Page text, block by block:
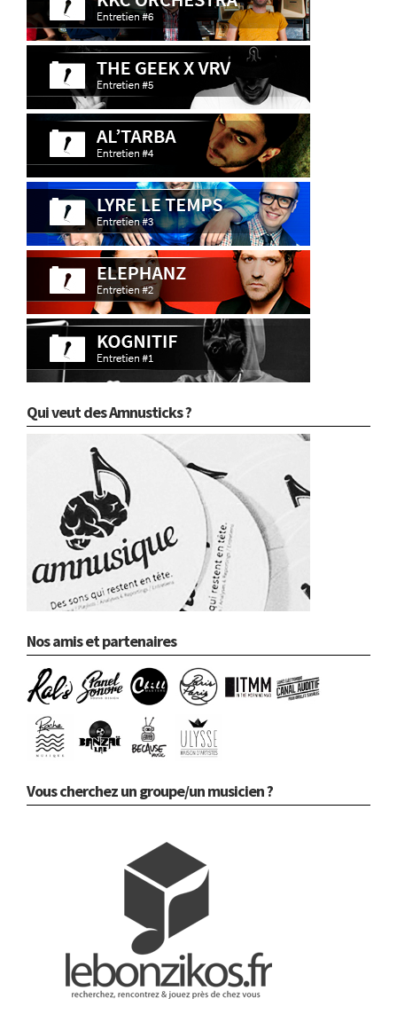
Qui veut des Amnusticks ?
Nos amis et partenaires
Vous cherchez un groupe/un musicien ?